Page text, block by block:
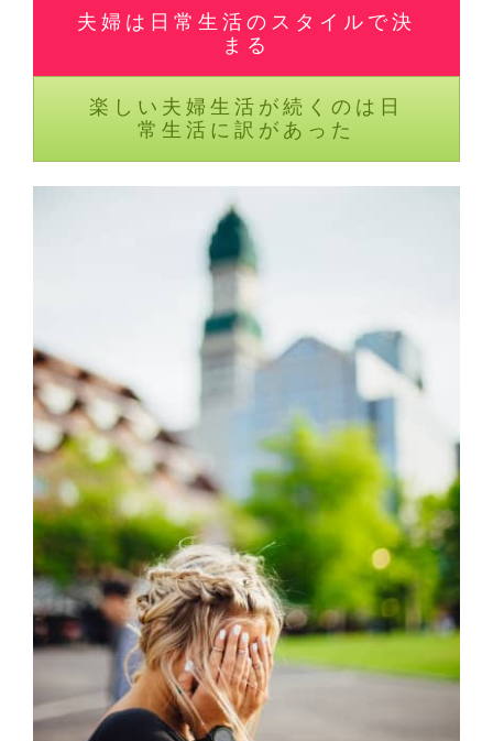
夫婦は日常生活のスタイルで決
まる
楽しい夫婦生活が続くのは日
常生活に訳があった